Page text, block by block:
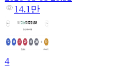
14.1만
4